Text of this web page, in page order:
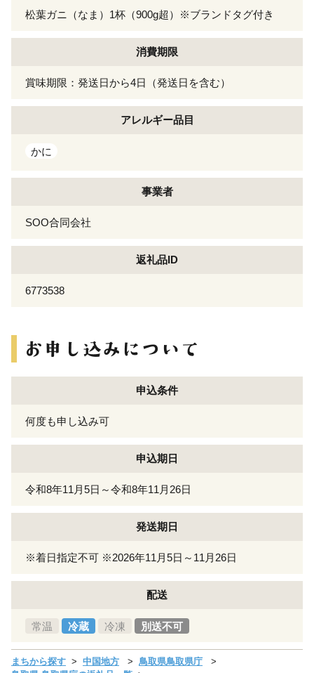
松葉ガニ（なま）1杯（900g超）※ブランドタグ付き
消費期限
賞味期限：発送日から4日（発送日を含む）
アレルギー品目
かに
事業者
SOO合同会社
返礼品ID
6773538
申込条件
何度も申し込み可
申込期日
令和8年11月5日～令和8年11月26日
発送期日
※着日指定不可 ※2026年11月5日～11月26日
配送
常温 冷蔵 冷凍 別送不可
まちから探す 中国地方
鳥取県鳥取県庁